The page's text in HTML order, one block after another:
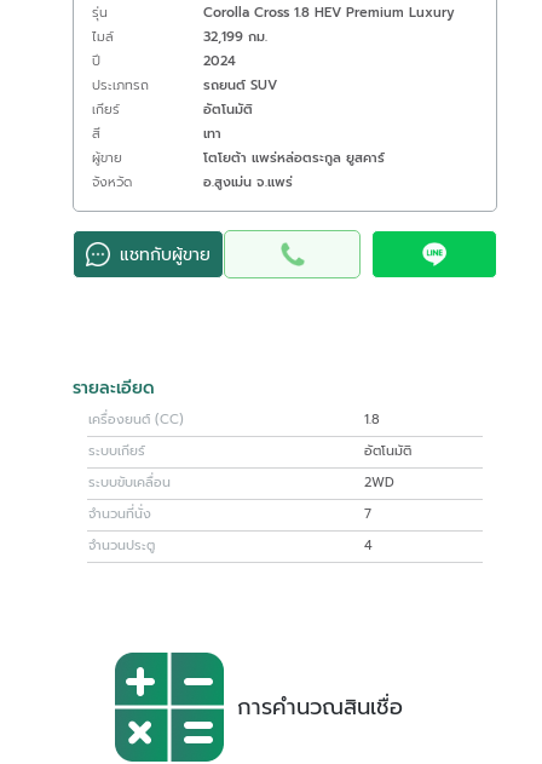
รุ่น
Corolla Cross 1.8 HEV Premium Luxury
ไมล์
32,199 กม.
ปี
2024
ประเภทรถ
รถยนต์ SUV
เกียร์
อัตโนมัติ
สี
เทา
ผู้ขาย
โตโยต้า แพร่หล่อตระกูล ยูสคาร์
จังหวัด
อ.สูงเม่น จ.แพร่
แชทกับผู้ขาย
รายละเอียด
เครื่องยนต์ (CC)
1.8
ระบบเกียร์
อัตโนมัติ
ระบบขับเคลื่อน
2WD
จำนวนที่นั่ง
7
จำนวนประตู
4
การคำนวณสินเชื่อ